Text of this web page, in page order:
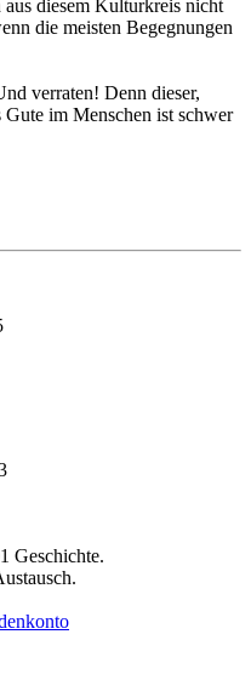
diesem Kulturkreis nicht
die meisten Begegnungen
verraten! Denn dieser,
Gute im Menschen ist schwer
Geschichte.